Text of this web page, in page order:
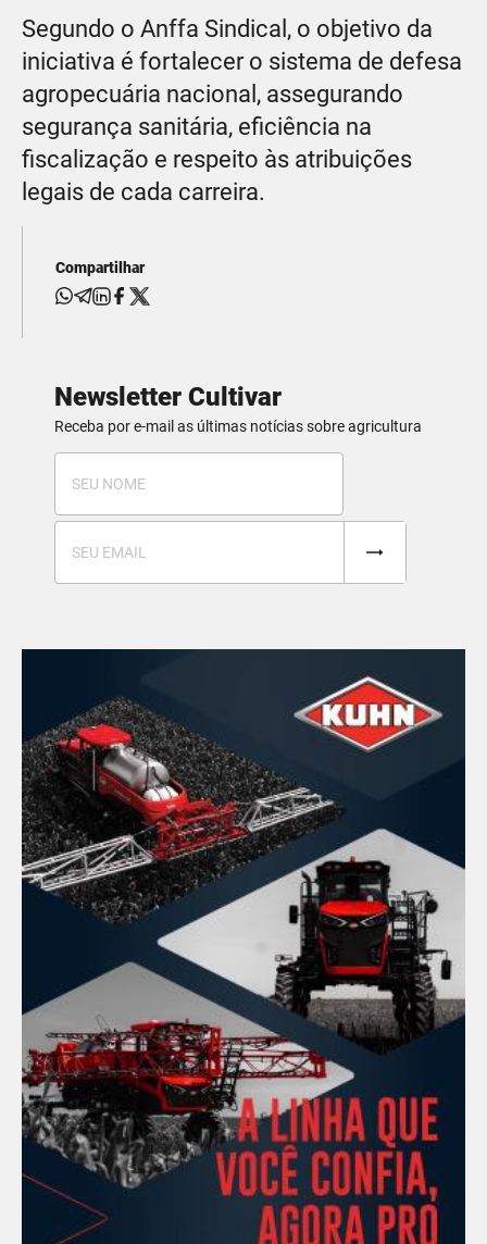
Segundo o Anffa Sindical, o objetivo da
iniciativa é fortalecer o sistema de defesa
agropecuária nacional, assegurando
segurança sanitária, eficiência na
fiscalização e respeito às atribuições
legais de cada carreira.
Compartilhar
Newsletter Cultivar
Receba por e-mail as últimas notícias sobre agricultura